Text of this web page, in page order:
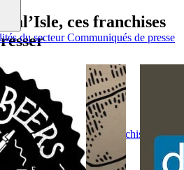
du secteur Communiqués de presse
franchisé Devenir franchiseur
ces franchises